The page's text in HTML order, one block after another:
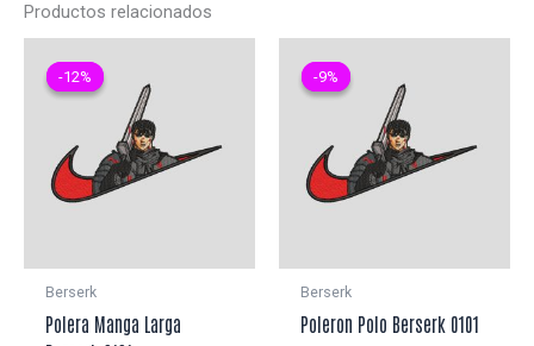
Productos relacionados
-12%
-12%
Berserk
Polera Manga Larga
-9%
-9%
Berserk
Poleron Polo Berserk 0101